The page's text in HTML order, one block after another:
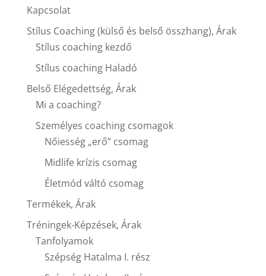
Kapcsolat
Stílus Coaching (külső és belső összhang), Árak
Stílus coaching kezdő
Stílus coaching Haladó
Belső Elégedettség, Árak
Mi a coaching?
Személyes coaching csomagok
Nőiesség „erő” csomag
Midlife krízis csomag
Életmód váltó csomag
Termékek, Árak
Tréningek-Képzések, Árak
Tanfolyamok
Szépség Hatalma I. rész